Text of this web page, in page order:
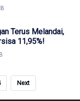
Terus Melandai,
11,95%!
Next